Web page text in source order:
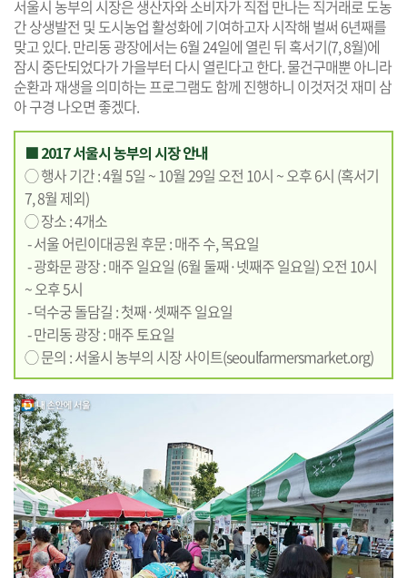
서울시 농부의 시장은 생산자와 소비자가 직접 만나는 직거래로 도농
간 상생발전 및 도시농업 활성화에 기여하고자 시작해 벌써 6년째를
맞고 있다. 만리동 광장에서는 6월 24일에 열린 뒤 혹서기(7, 8월)에
잠시 중단되었다가 가을부터 다시 열린다고 한다. 물건구매뿐 아니라
순환과 재생을 의미하는 프로그램도 함께 진행하니 이것저것 재미 삼
아 구경 나오면 좋겠다.
■ 2017 서울시 농부의 시장 안내
◯ 행사 기간 : 4월 5일 ~ 10월 29일 오전 10시 ~ 오후 6시 (혹서기
7, 8월 제외)
◯ 장소 : 4개소
- 서울 어린이대공원 후문 : 매주 수, 목요일
- 광화문 광장 : 매주 일요일 (6월 둘째·넷째주 일요일) 오전 10시
~ 오후 5시
- 덕수궁 돌담길 : 첫째·셋째주 일요일
- 만리동 광장 : 매주 토요일
◯ 문의 : 서울시 농부의 시장 사이트(seoulfarmersmarket.org)